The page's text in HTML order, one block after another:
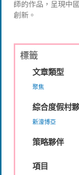
師的作品，呈現中
創新。
標籤
文章類型
聚焦
綜合度假村
新濠博亞
策略夥伴
項目